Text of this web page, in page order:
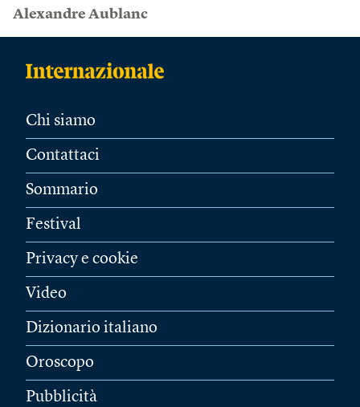
Alexandre Aublanc
Chi siamo
Contattaci
Sommario
Festival
Privacy e cookie
Video
Dizionario italiano
Oroscopo
Pubblicità